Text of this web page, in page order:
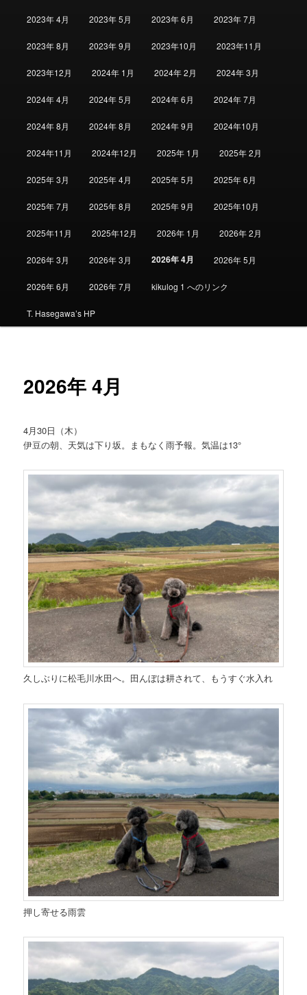
2023年 4月 2023年 5月 2023年 6月 2023年 7月
2023年 8月 2023年 9月 2023年10月 2023年11月
2023年12月 2024年 1月 2024年 2月 2024年 3月
2024年 4月 2024年 5月 2024年 6月 2024年 7月
2024年 8月 2024年 8月 2024年 9月 2024年10月
2024年11月 2024年12月 2025年 1月 2025年 2月
2025年 3月 2025年 4月 2025年 5月 2025年 6月
2025年 7月 2025年 8月 2025年 9月 2025年10月
2025年11月 2025年12月 2026年 1月 2026年 2月
2026年 3月 2026年 3月 2026年 4月 2026年 5月
2026年 6月 2026年 7月 kikulog 1 へのリンク
T. Hasegawa’s HP
2026年 4月
4月30日（木）
伊豆の朝、天気は下り坂。まもなく雨予報。気温は13°
久しぶりに松毛川水田へ。田んぼは耕されて、もうすぐ水入れ
押し寄せる雨雲